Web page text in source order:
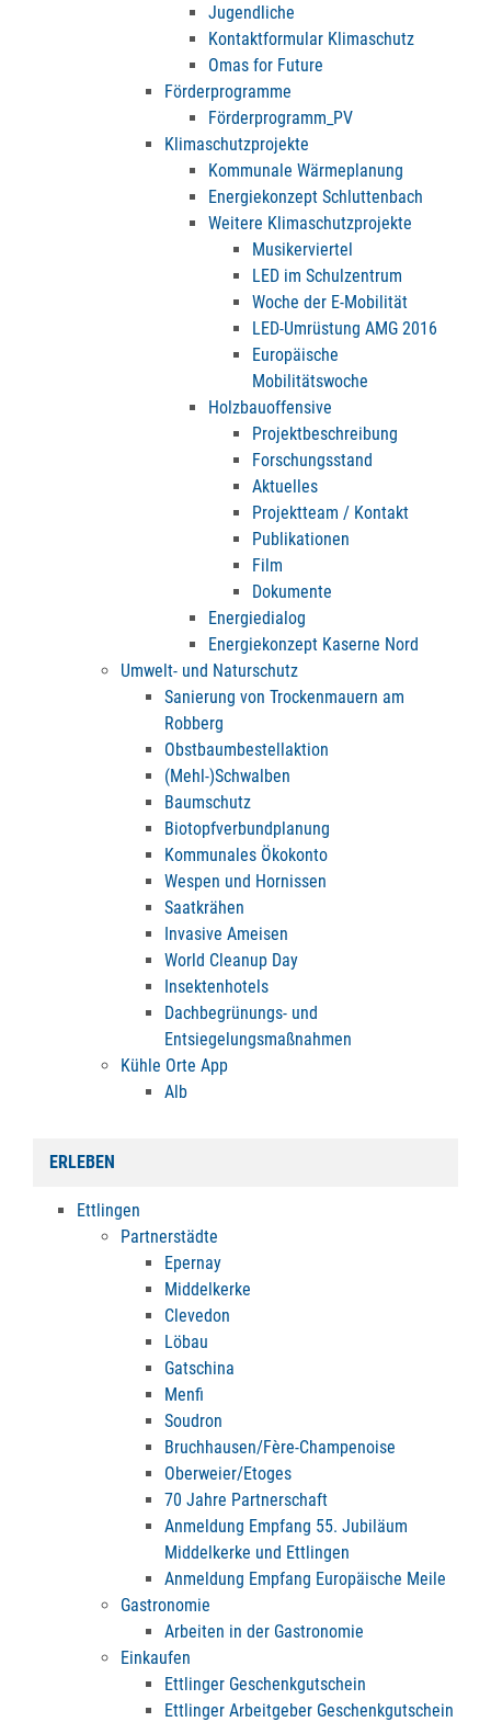
Jugendliche
Kontaktformular Klimaschutz
Omas for Future
Förderprogramme
Förderprogramm_PV
Klimaschutzprojekte
Kommunale Wärmeplanung
Energiekonzept Schluttenbach
Weitere Klimaschutzprojekte
Musikerviertel
LED im Schulzentrum
Woche der E-Mobilität
LED-Umrüstung AMG 2016
Europäische
Mobilitätswoche
Holzbauoffensive
Projektbeschreibung
Forschungsstand
Aktuelles
Projektteam / Kontakt
Publikationen
Film
Dokumente
Energiedialog
Energiekonzept Kaserne Nord
Umwelt- und Naturschutz
Sanierung von Trockenmauern am
Robberg
Obstbaumbestellaktion
(Mehl-)Schwalben
Baumschutz
Biotopfverbundplanung
Kommunales Ökokonto
Wespen und Hornissen
Saatkrähen
Invasive Ameisen
World Cleanup Day
Insektenhotels
Dachbegrünungs- und
Entsiegelungsmaßnahmen
Kühle Orte App
Alb
ERLEBEN
Ettlingen
Partnerstädte
Epernay
Middelkerke
Clevedon
Löbau
Gatschina
Menfi
Soudron
Bruchhausen/Fère-Champenoise
Oberweier/Etoges
70 Jahre Partnerschaft
Anmeldung Empfang 55. Jubiläum
Middelkerke und Ettlingen
Anmeldung Empfang Europäische Meile
Gastronomie
Arbeiten in der Gastronomie
Einkaufen
Ettlinger Geschenkgutschein
Ettlinger Arbeitgeber Geschenkgutschein